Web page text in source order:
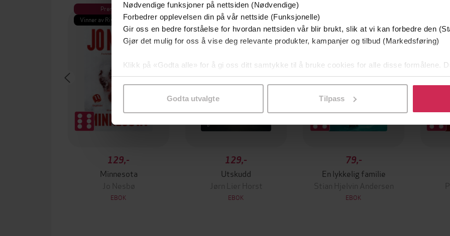
Nødvendige funksjoner på nettsiden (Nødvendige)
Forbedrer opplevelsen din på vår nettside (Funksjonelle)
Gir oss en bedre forståelse for hvordan nettsiden vår blir brukt, slik at vi kan forbedre den
Gjør det mulig for oss å vise deg relevante produkter, kampanjer og tilbud (Markedsføring)
Klikk på «Godta alle» for å gi oss ditt samtykke til å bruke cookies for alle disse formålene.
samtykke til spesifikke formål ved å klikke på «Tilpass». Du kan når som helst trekke
Godta utvalgte Tilpass
Premium
Vinner av Rivertonprisen
129,-
Minnesota
Jo Nesbø
EBOK
Premium
Første gang på tilbud
129,-
Utskudd
Jørn Lier Horst
EBOK
79,-
En lykkelig familie
Stian Hjelvin Andersen
EBOK